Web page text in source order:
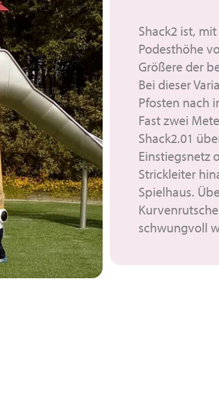
Shack2 ist,
Podesthöhe
Größere der
Bei dieser
Pfosten nach
Fast zwei
Shack2.01
Einstiegsnetz
Strickleiter
Spielhaus.
schwungvoll